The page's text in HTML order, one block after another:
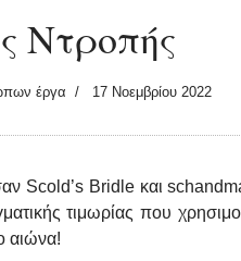
Ντροπής
έργα 17 Νοεμβρίου 2022
Scold’s Bridle και
τιμωρίας που
αιώνα!